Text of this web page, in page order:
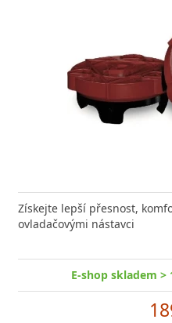
Získejte lepší přesnost,
ovladačovými nástavci
E-shop skladem >